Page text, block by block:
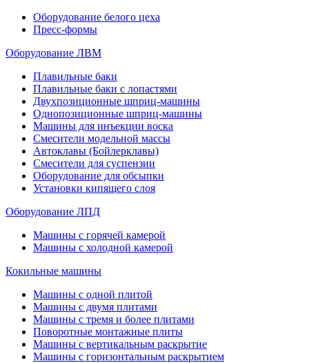
Оборудование белого цеха
Пресс-формы
Оборудование ЛВМ
Плавильные баки
Плавильные баки с лопастями
Двухпозиционные шприц-машины
Однопозиционные шприц-машины
Машины для инъекции воска
Смесители модельной массы
Автоклавы (Бойлерклавы)
Смесители для суспензии
Оборудование для обсыпки
Установки кипящего слоя
Оборудование ЛПД
Машины с горячей камерой
Машины с холодной камерой
Кокильные машины
Машины с одной плитой
Машины с двумя плитами
Машины с тремя и более плитами
Поворотные монтажные плиты
Машины с вертикальным раскрытие
Машины с горизонтальным раскрытием